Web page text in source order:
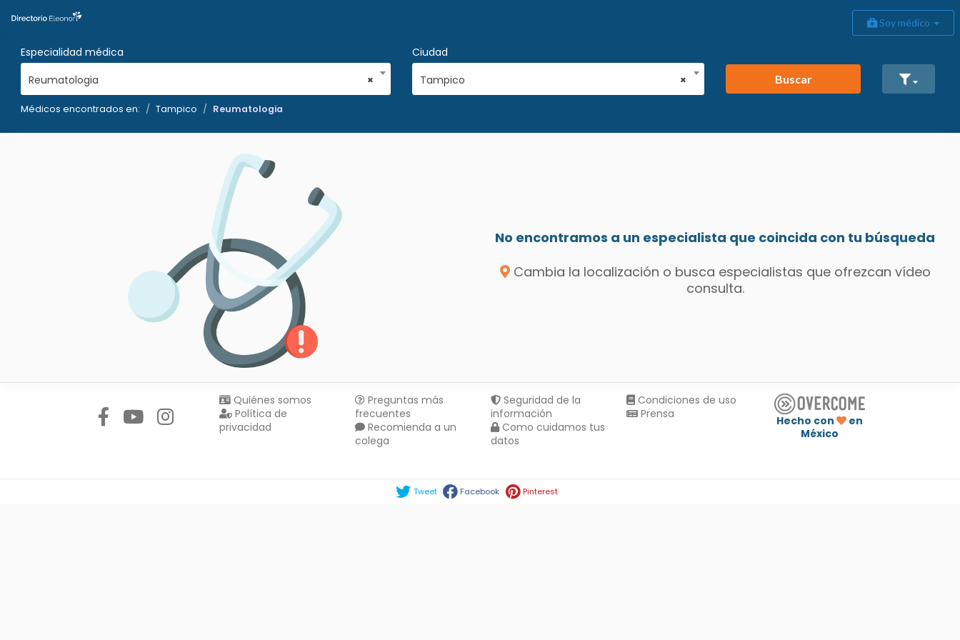
Soy médico
Especialidad médica
×
Reumatologia
Ciudad
×
Tampico Buscar
Médicos encontrados en: Tampico Reumatologia
No encontramos a un especialista que coincida con tu búsqueda
Cambia la localización o busca especialistas que ofrezcan vídeo
consulta.
Quiénes somos
Política de
privacidad
Preguntas más
frecuentes
Recomienda a un
colega
Seguridad de la
información
Como cuidamos tus
datos
Condiciones de uso
Prensa
Hecho con
en
México
Tweet Facebook Pinterest